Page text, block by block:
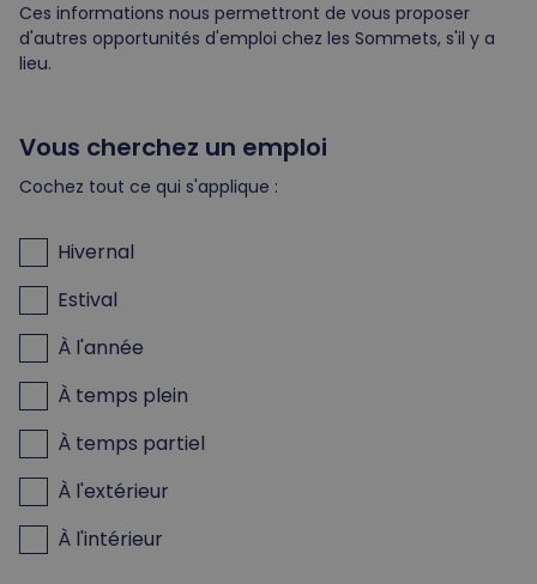
Ces informations nous permettront de vous proposer
d'autres opportunités d'emploi chez les Sommets, s'il y a
lieu.
Vous cherchez un emploi
Cochez tout ce qui s'applique :
Hivernal
Estival
À l'année
À temps plein
À temps partiel
À l'extérieur
À l'intérieur